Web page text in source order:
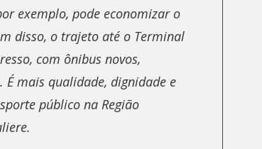
exemplo, pode economizar o
disso, o trajeto até o Terminal
com ônibus novos,
mais qualidade, dignidade e
público na Região